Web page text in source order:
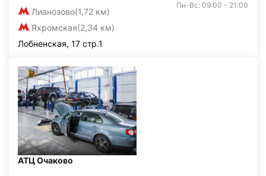
Лианозово(1,72 км)
Яхромская(2,34 км)
Пн-Вс: 09:00 - 21:00
Лобненская, 17 стр.1
АТЦ Очаково